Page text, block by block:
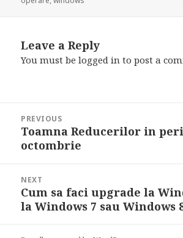
Leave a Reply
You must belogged in to post a
navigation
PREVIOUS
Previous
post:
Toamna Reducerilor in
octombrie
NEXT
Next
post:
Cum sa faci upgrade la
la Windows 7 sau Windows